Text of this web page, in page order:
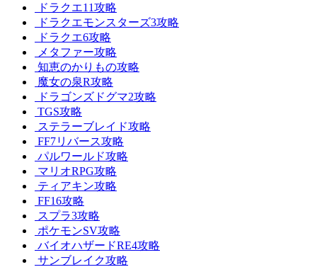
ドラクエ11攻略
ドラクエモンスターズ3攻略
ドラクエ6攻略
メタファー攻略
知恵のかりもの攻略
魔女の泉R攻略
ドラゴンズドグマ2攻略
TGS攻略
ステラーブレイド攻略
FF7リバース攻略
パルワールド攻略
マリオRPG攻略
ティアキン攻略
FF16攻略
スプラ3攻略
ポケモンSV攻略
バイオハザードRE4攻略
サンブレイク攻略